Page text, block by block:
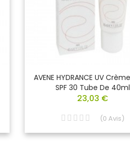
AVENE HYDRANCE UV
SPF 30 Tube De 40ml
23,03 €
(0 Avis)